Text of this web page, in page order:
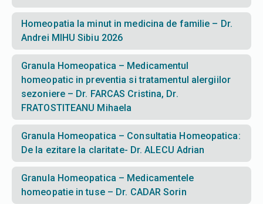
Homeopatia la minut in medicina de familie – Dr.
Andrei MIHU Sibiu 2026
Granula Homeopatica – Medicamentul
homeopatic in preventia si tratamentul alergiilor
sezoniere – Dr. FARCAS Cristina, Dr.
FRATOSTITEANU Mihaela
Granula Homeopatica – Consultatia Homeopatica:
De la ezitare la claritate- Dr. ALECU Adrian
Granula Homeopatica – Medicamentele
homeopatie in tuse – Dr. CADAR Sorin